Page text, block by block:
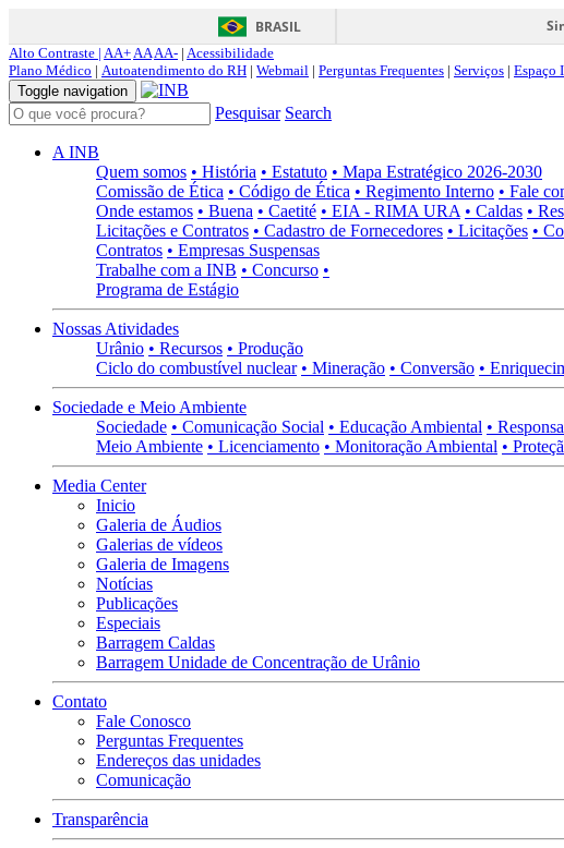
BRASIL
Alto Contraste | AA+AAAA- | Acessibilidade
Plano Médico | Autoatendimento do RH | Webmail | Perguntas Frequentes | Serviços | Espaço
Toggle navigation
Pesquisar Search
A INB
Quem somos • História • Estatuto • Mapa Estratégico 2026-2030
Comissão de Ética • Código de Ética • Regimento Interno • Fale
Onde estamos • Buena • Caetité • EIA - RIMA URA • Caldas •
Licitações e Contratos • Cadastro de Fornecedores • Licitações •
Contratos • Empresas Suspensas
Trabalhe com a INB • Concurso •
Programa de Estágio
Nossas Atividades
Urânio • Recursos • Produção
Ciclo do combustível nuclear • Mineração • Conversão •
Sociedade e Meio Ambiente
Sociedade • Comunicação Social • Educação Ambiental •
Meio Ambiente • Licenciamento • Monitoração Ambiental •
Media Center
Inicio
Galeria de Áudios
Galerias de vídeos
Galeria de Imagens
Notícias
Publicações
Especiais
Barragem Caldas
Barragem Unidade de Concentração de Urânio
Contato
Fale Conosco
Perguntas Frequentes
Endereços das unidades
Comunicação
Transparência